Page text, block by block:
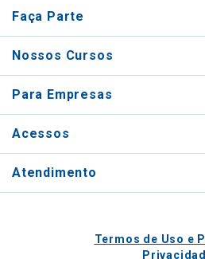
Faça Parte
Nossos Cursos
Para Empresas
Acessos
Atendimento
Termos de Uso e